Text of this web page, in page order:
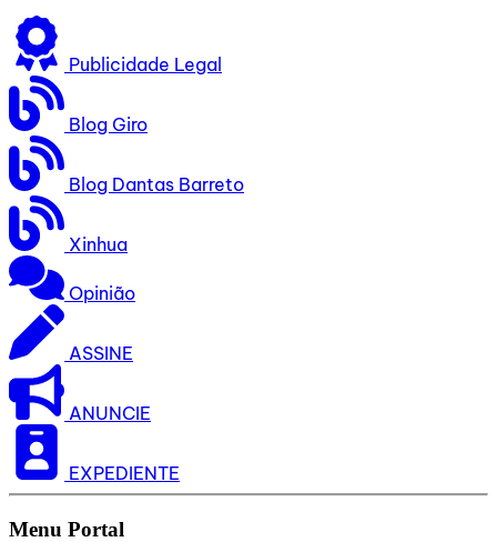
Publicidade Legal
Blog Giro
Blog Dantas Barreto
Xinhua
Opinião
ASSINE
ANUNCIE
EXPEDIENTE
Menu Portal